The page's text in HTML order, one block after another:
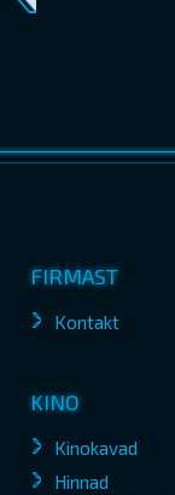
FIRMAST
Kontakt
KINO
Kinokavad
Hinnad